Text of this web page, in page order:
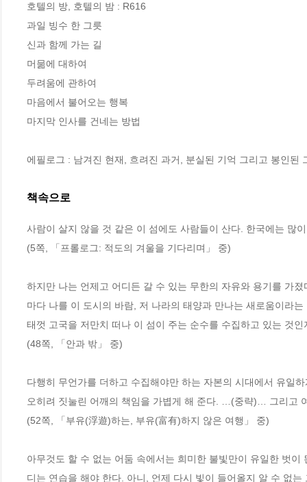
호텔의 방, 호텔의 밤 : R616
과일 빙수 한 그릇
신과 함께 가는 길
머묾에 대하여
두려움에 관하여
마음에서 불어오는 행복
마지막 인사를 건네는 방법
에필로그 : 남겨진 현재, 흐려진 과거, 분실된 기억 그리고 봉인된
책속으로
사람이 살지 않을 것 같은 이 섬에도 사람들이 산다. 한국에는 많
(5쪽, 「프롤로그: 적도의 겨울을 기다리며」 중)
하지만 나는 언제고 어디든 갈 수 있는 무한의 자유와 용기를 가
마다 나를 이 도시의 바람, 저 나라의 태양과 만나는 새로움이라
태껏 고국을 저만치 떠나 이 섬이 주는 순수를 수집하고 있는 것
(48쪽, 「안과 밖」 중)
다행히 무언가를 더하고 수집해야만 하는 자본의 시대에서 유일
오히려 짓눌린 어깨의 책임을 가볍게 해 준다. …(중략)… 그리고
(52쪽, 「부유(浮遊)하는, 부유(富有)하지 않은 여행」 중)
아무것도 할 수 없는 어둠 속에서는 희미한 불빛만이 유일한 벗
디는 연습을 해야 한다. 아니, 언제 다시 빛이 들어올지 알 수 없